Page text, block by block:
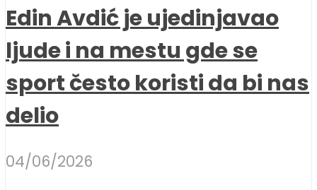
Edin Avdić je ujedinjavao
ljude i na mestu gde se
sport često koristi da bi nas
delio
04/06/2026